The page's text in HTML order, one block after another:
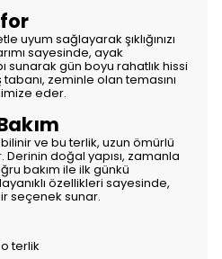
uyum sağlayarak şıklığınızı
sayesinde, ayak
sunarak gün boyu rahatlık hissi
zeminle olan temasını
eder.
bilinir ve bu terlik, uzun ömürlü
Derinin doğal yapısı, zamanla
bakım ile ilk günkü
özellikleri sayesinde,
seçenek sunar.
terlik